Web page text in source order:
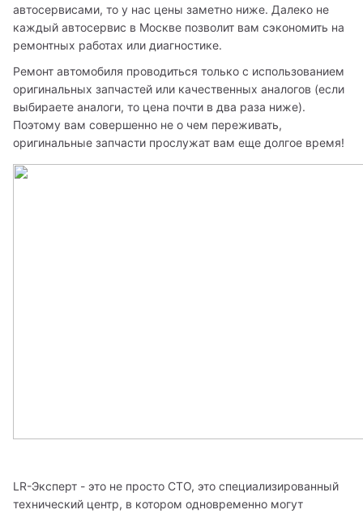
автосервисами, то у нас цены заметно ниже. Далеко не
каждый автосервис в Москве позволит вам сэкономить на
ремонтных работах или диагностике.
Ремонт автомобиля проводиться только с использованием
оригинальных запчастей или качественных аналогов (если
выбираете аналоги, то цена почти в два раза ниже).
Поэтому вам совершенно не о чем переживать,
оригинальные запчасти прослужат вам еще долгое время!
LR-Эксперт - это не просто СТО, это специализированный
технический центр, в котором одновременно могут